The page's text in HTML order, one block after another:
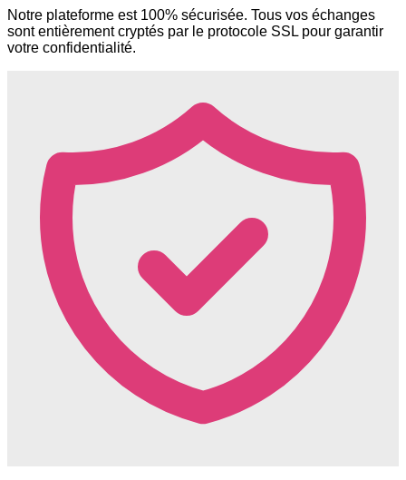
Notre plateforme est 100% sécurisée. Tous vos échanges
sont entièrement cryptés par le protocole SSL pour garantir
votre confidentialité.